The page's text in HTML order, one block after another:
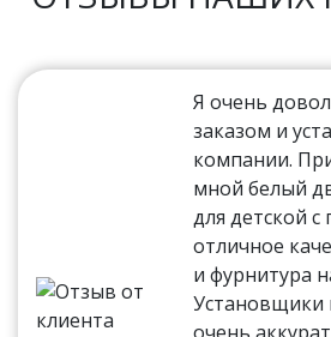
Я очень
заказом и
компании.
мной белый
для детской
отличное
и фурнитура